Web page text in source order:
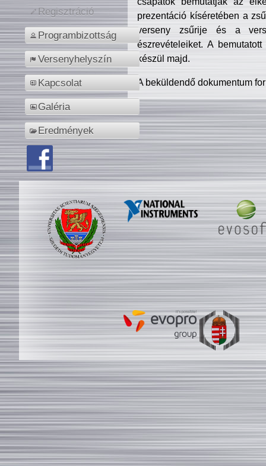
Regisztráció
Programbizottság
Versenyhelyszín
Kapcsolat
Galéria
Eredmények
prezentáció kíséretében a
verseny zsűrije és a
észrevételeiket. A
készül majd.
A beküldendő dokumentum